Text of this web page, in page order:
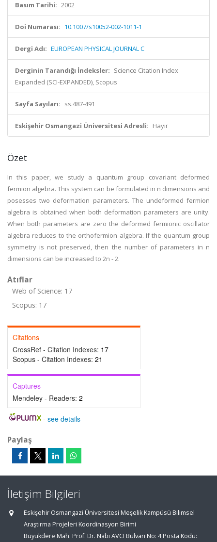
Basım Tarihi: 2002
Doi Numarası: 10.1007/s10052-002-1011-1
Dergi Adı: EUROPEAN PHYSICAL JOURNAL C
Derginin Tarandığı İndeksler: Science Citation Index
Expanded (SCI-EXPANDED), Scopus
Sayfa Sayıları: ss.487-491
Eskişehir Osmangazi Üniversitesi Adresli: Hayır
Özet
In this paper, we study a quantum group covariant deformed
fermion algebra. This system can be formulated in n dimensions and
posesses two deformation parameters. The undeformed fermion
algebra is obtained when both deformation parameters are unity.
When both parameters are zero the deformed fermionic oscillator
algebra reduces to the orthofermion algebra. If the quantum group
symmetry is not preserved, then the number of parameters in n
dimensions can be increased to 2n - 2.
Atıflar
Web of Science: 17
Scopus: 17
Citations
CrossRef - Citation Indexes: 17
Scopus - Citation Indexes: 21
Captures
Mendeley - Readers: 2
- see details
Paylaş
İletişim Bilgileri
Eskişehir Osmangazi Üniversitesi Meşelik Kampüsü Bilimsel
Araştırma Projeleri Koordinasyon Birimi
Büyükdere Mah. Prof. Dr. Nabi AVCI Bulvarı No: 4 Posta Kodu: